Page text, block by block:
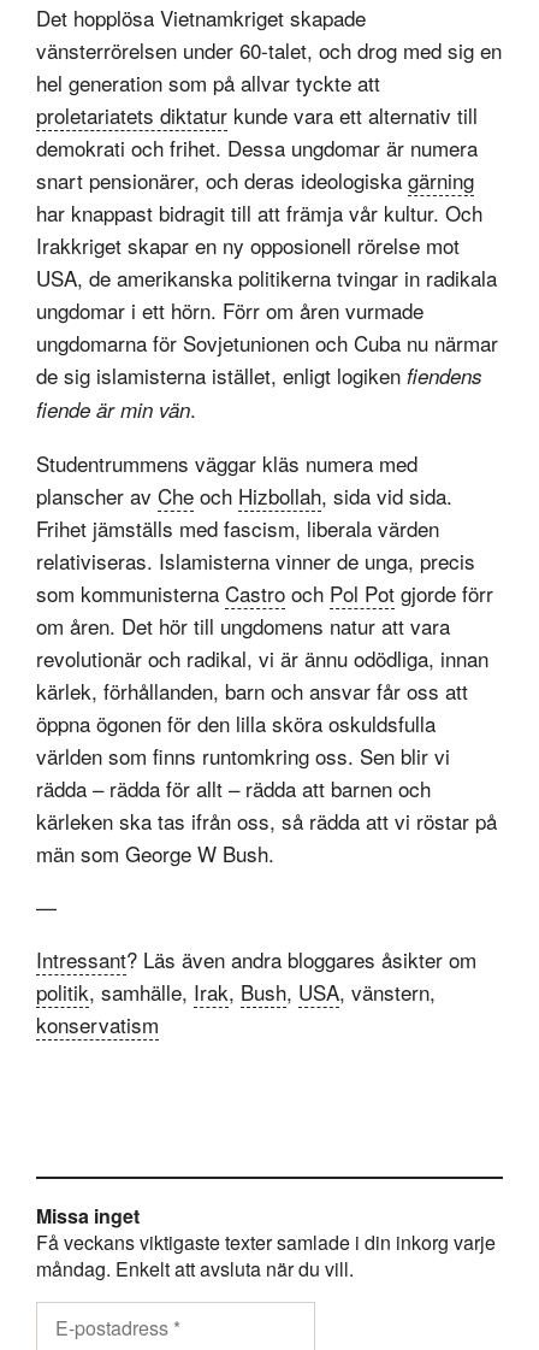
Det hopplösa Vietnamkriget skapade
vänsterrörelsen under 60-talet, och drog med sig en
hel generation som på allvar tyckte att
proletariatets diktatur kunde vara ett alternativ till
demokrati och frihet. Dessa ungdomar är numera
snart pensionärer, och deras ideologiska gärning
har knappast bidragit till att främja vår kultur. Och
Irakkriget skapar en ny opposionell rörelse mot
USA, de amerikanska politikerna tvingar in radikala
ungdomar i ett hörn. Förr om åren vurmade
ungdomarna för Sovjetunionen och Cuba nu närmar
de sig islamisterna istället, enligt logiken fiendens
fiende är min vän.
Studentrummens väggar kläs numera med
planscher av Che och Hizbollah, sida vid sida.
Frihet jämställs med fascism, liberala värden
relativiseras. Islamisterna vinner de unga, precis
som kommunisterna Castro och Pol Pot gjorde förr
om åren. Det hör till ungdomens natur att vara
revolutionär och radikal, vi är ännu odödliga, innan
kärlek, förhållanden, barn och ansvar får oss att
öppna ögonen för den lilla sköra oskuldsfulla
världen som finns runtomkring oss. Sen blir vi
rädda – rädda för allt – rädda att barnen och
kärleken ska tas ifrån oss, så rädda att vi röstar på
män som George W Bush.
—
Intressant? Läs även andra bloggares åsikter om
politik, samhälle, Irak, Bush, USA, vänstern,
konservatism
Missa inget
Få veckans viktigaste texter samlade i din inkorg varje
måndag. Enkelt att avsluta när du vill.